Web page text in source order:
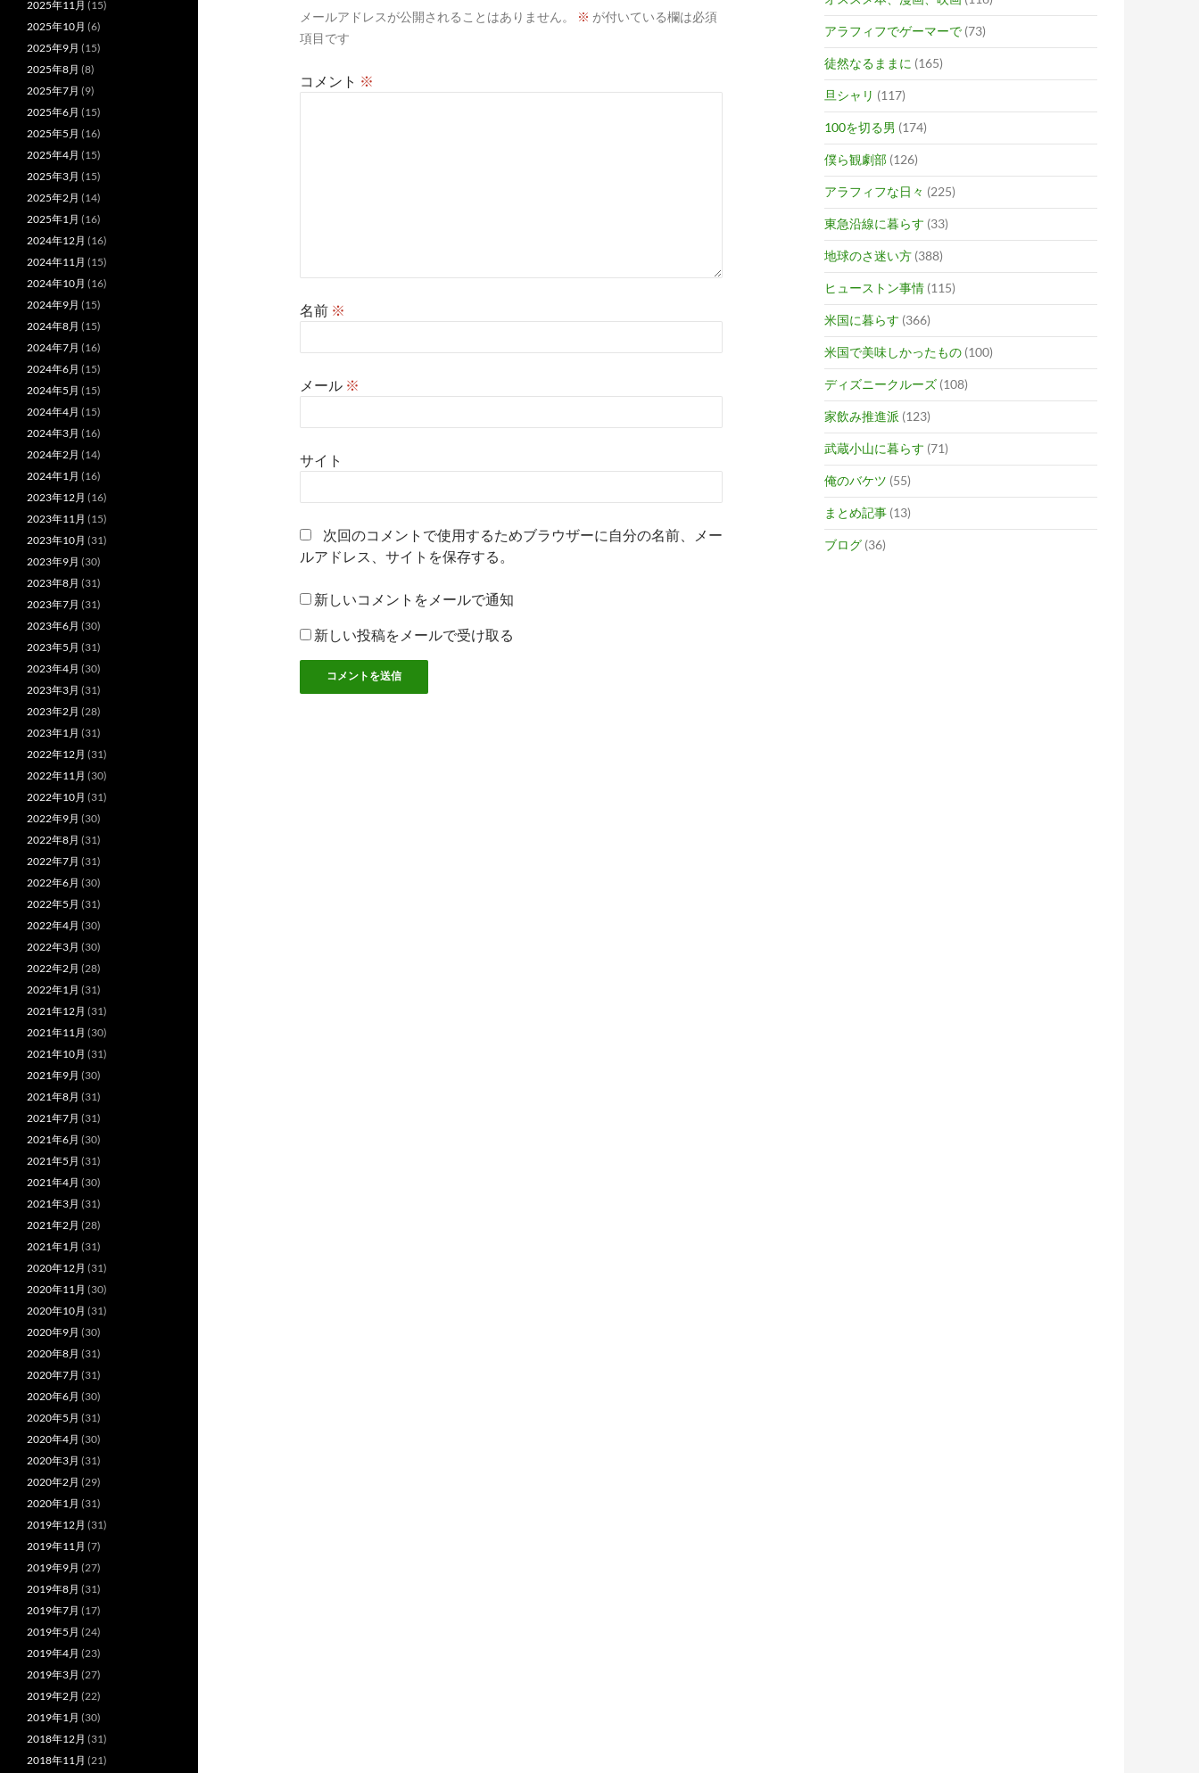
ョ
メールアドレスが公開されることはありません。 ※ が付いている欄は必須
項目です
コメント ※
名前 ※
メール ※
サイト
次回のコメントで使用するためブラウザーに自分の名前、メー
ルアドレス、サイトを保存する。
新しいコメントをメールで通知
新しい投稿をメールで受け取る
アラフィフでゲーマーで (73)
徒然なるままに (165)
旦シャリ (117)
100を切る男 (174)
僕ら観劇部 (126)
アラフィフな日々 (225)
東急沿線に暮らす (33)
地球のさ迷い方 (388)
ヒューストン事情 (115)
米国に暮らす (366)
米国で美味しかったもの (100)
ディズニークルーズ (108)
家飲み推進派 (123)
武蔵小山に暮らす (71)
俺のバケツ (55)
まとめ記事 (13)
ブログ (36)
2025年11月 (15)
2025年10月 (6)
2025年9月 (15)
2025年8月 (8)
2025年7月 (9)
2025年6月 (15)
2025年5月 (16)
2025年4月 (15)
2025年3月 (15)
2025年2月 (14)
2025年1月 (16)
2024年12月 (16)
2024年11月 (15)
2024年10月 (16)
2024年9月 (15)
2024年8月 (15)
2024年7月 (16)
2024年6月 (15)
2024年5月 (15)
2024年4月 (15)
2024年3月 (16)
2024年2月 (14)
2024年1月 (16)
2023年12月 (16)
2023年11月 (15)
2023年10月 (31)
2023年9月 (30)
2023年8月 (31)
2023年7月 (31)
2023年6月 (30)
2023年5月 (31)
2023年4月 (30)
2023年3月 (31)
2023年2月 (28)
2023年1月 (31)
2022年12月 (31)
2022年11月 (30)
2022年10月 (31)
2022年9月 (30)
2022年8月 (31)
2022年7月 (31)
2022年6月 (30)
2022年5月 (31)
2022年4月 (30)
2022年3月 (30)
2022年2月 (28)
2022年1月 (31)
2021年12月 (31)
2021年11月 (30)
2021年10月 (31)
2021年9月 (30)
2021年8月 (31)
2021年7月 (31)
2021年6月 (30)
2021年5月 (31)
2021年4月 (30)
2021年3月 (31)
2021年2月 (28)
2021年1月 (31)
2020年12月 (31)
2020年11月 (30)
2020年10月 (31)
2020年9月 (30)
2020年8月 (31)
2020年7月 (31)
2020年6月 (30)
2020年5月 (31)
2020年4月 (30)
2020年3月 (31)
2020年2月 (29)
2020年1月 (31)
2019年12月 (31)
2019年11月 (7)
2019年9月 (27)
2019年8月 (31)
2019年7月 (17)
2019年5月 (24)
2019年4月 (23)
2019年3月 (27)
2019年2月 (22)
2019年1月 (30)
2018年12月 (31)
2018年11月 (21)